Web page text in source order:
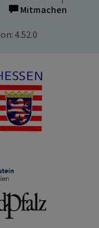
Mitmachen
4.52.0